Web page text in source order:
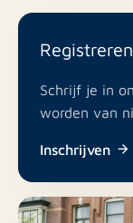
Registreren
Schrijf je in
worden van
Inschrijven